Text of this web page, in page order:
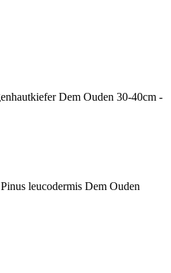
Dem Ouden 30-40cm -
leucodermis Dem Ouden